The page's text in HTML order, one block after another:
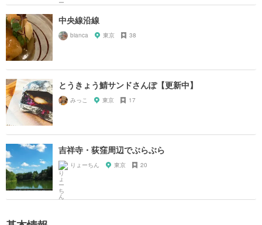
中央線沿線
bianca 東京 38
とうきょう鯖サンドさんぽ【更新中】
みっこ 東京 17
吉祥寺・荻窪周辺でぶらぶら
りょーちん 東京 20